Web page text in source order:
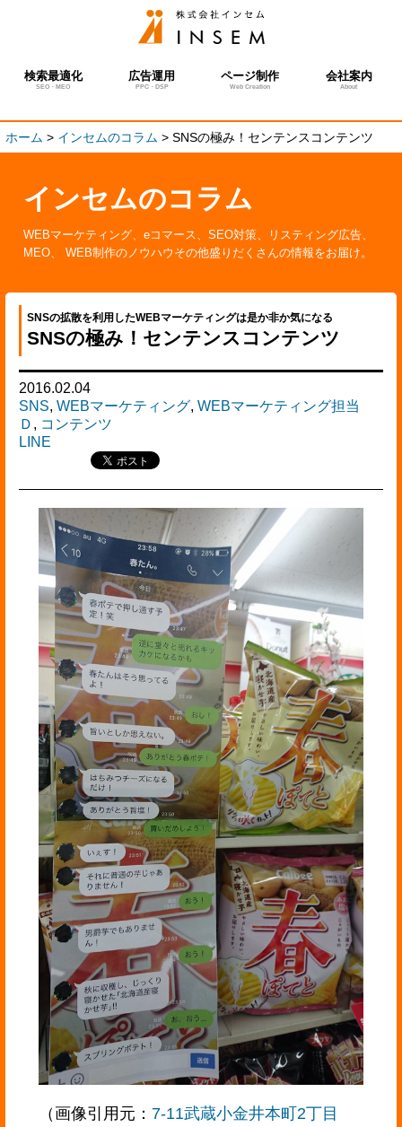
検索最適化
SEO・MEO
広告運用
PPC・DSP
ページ制作
Web Creation
会社案内
About
ホーム > インセムのコラム > SNSの極み！センテンスコンテンツ
インセムのコラム
WEBマーケティング、eコマース、SEO対策、リスティング広告、
MEO、 WEB制作のノウハウその他盛りだくさんの情報をお届け。
SNSの拡散を利用したWEBマーケティングは是か非か気になる
SNSの極み！センテンスコンテンツ
2016.02.04
SNS, WEBマーケティング, WEBマーケティング担当
Ｄ , コンテンツ
LINE
（画像引用元： 7-11武蔵小金井本町2丁目